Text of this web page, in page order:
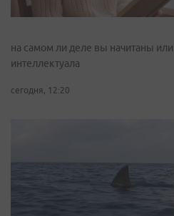
на самом ли деле вы начитаны
интеллектуала
сегодня, 12:20